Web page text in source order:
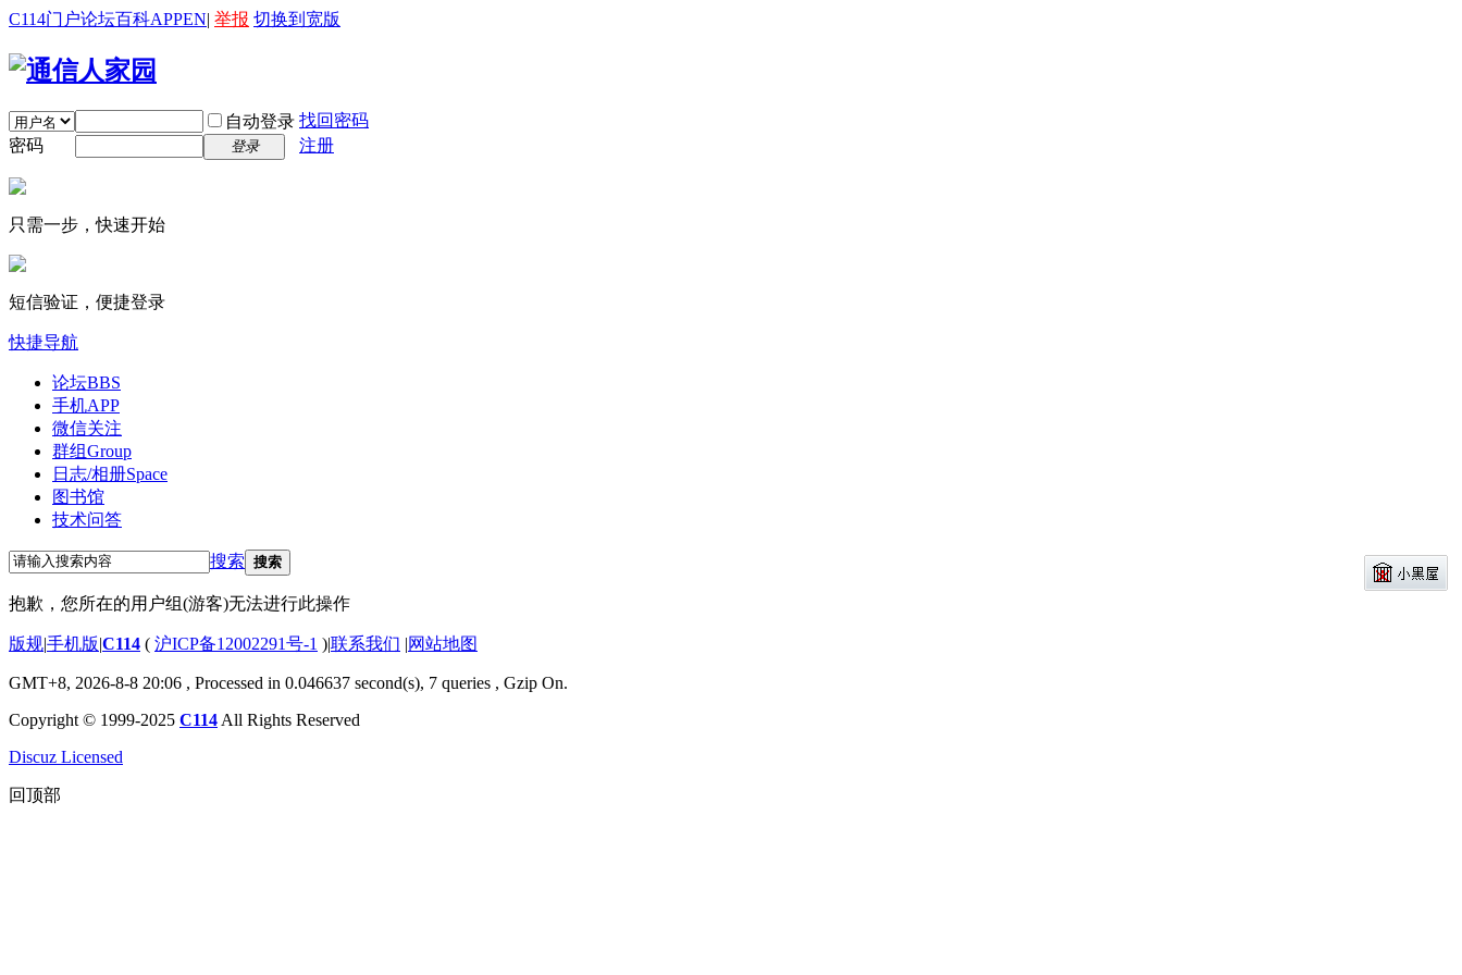
C114门户论坛百科APPEN| 举报 切换到宽版
自动登录 找回密码
密码
登录 注册
只需一步，快速开始
短信验证，便捷登录
快捷导航
论坛BBS
手机APP
微信关注
群组Group
日志/相册Space
图书馆
技术问答
搜索 搜索
抱歉，您所在的用户组(游客)无法进行此操作
版规|手机版|C114 ( 沪ICP备12002291号-1 )|联系我们 |网站地图
GMT+8, 2026-8-8 20:06 , Processed in 0.046637 second(s), 7 queries , Gzip On.
Copyright © 1999-2025 C114 All Rights Reserved
Discuz Licensed
回顶部